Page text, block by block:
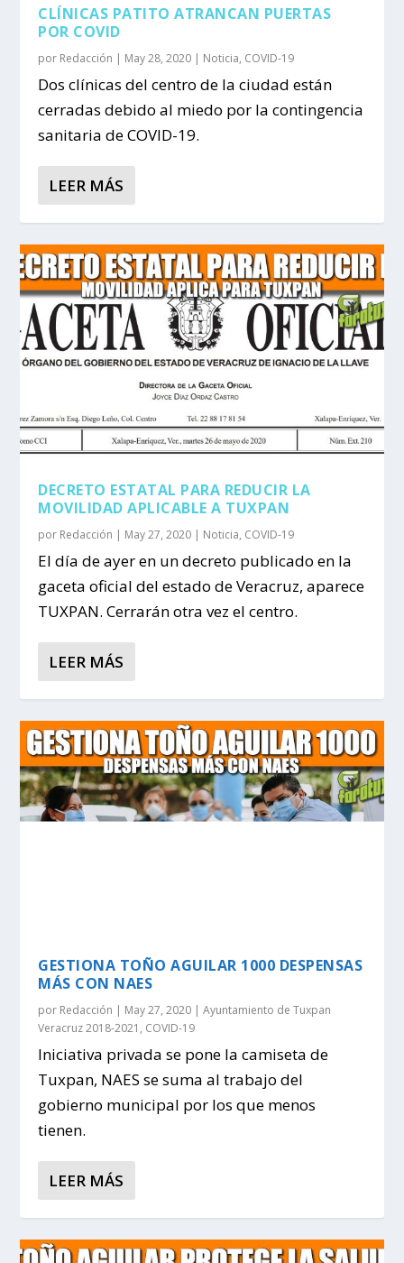
CLÍNICAS PATITO ATRANCAN PUERTAS
POR COVID
por Redacción | May 28, 2020 | Noticia, COVID-19
Dos clínicas del centro de la ciudad están
cerradas debido al miedo por la contingencia
sanitaria de COVID-19.
LEER MÁS
DECRETO ESTATAL PARA REDUCIR LA
MOVILIDAD APLICABLE A TUXPAN
por Redacción | May 27, 2020 | Noticia, COVID-19
El día de ayer en un decreto publicado en la
gaceta oficial del estado de Veracruz, aparece
TUXPAN. Cerrarán otra vez el centro.
LEER MÁS
GESTIONA TOÑO AGUILAR 1000 DESPENSAS
MÁS CON NAES
por Redacción May 27, 2020 |Ayuntamiento de Tuxpan
Veracruz 2018-2021 , COVID-19
Iniciativa privada se pone la camiseta de
Tuxpan, NAES se suma al trabajo del
gobierno municipal por los que menos
tienen.
LEER MÁS